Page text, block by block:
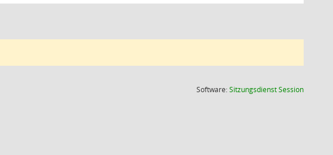
Software:SitzungsdienstSession(Wird in